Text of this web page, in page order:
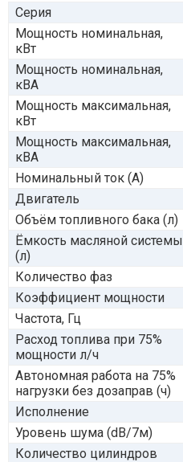
Серия
Мощность номинальная,
кВт
Мощность номинальная,
кВА
Мощность максимальная,
кВт
Мощность максимальная,
кВА
Номинальный ток (А)
Двигатель
Объём топливного бака (л)
Ёмкость масляной системы
(л)
Количество фаз
Коэффициент мощности
Частота, Гц
Расход топлива при 75%
мощности л/ч
Автономная работа на 75%
нагрузки без дозаправ (ч)
Исполнение
Уровень шума (dB/7м)
Количество цилиндров